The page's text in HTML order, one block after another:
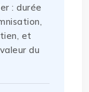
: durée
et
du